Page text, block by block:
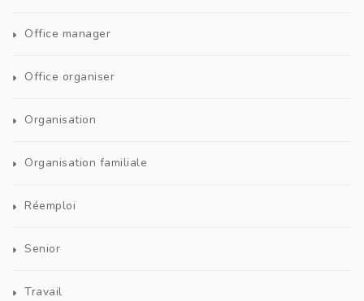
Office manager
Office organiser
Organisation
Organisation familiale
Réemploi
Senior
Travail